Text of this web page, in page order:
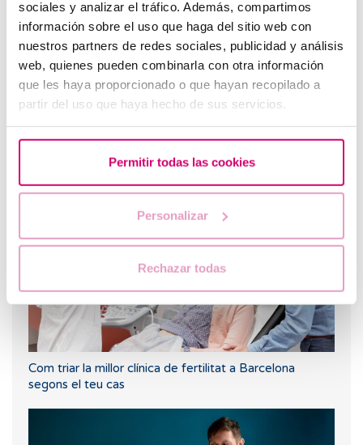
sociales y analizar el tráfico. Además, compartimos
información sobre el uso que haga del sitio web con
nuestros partners de redes sociales, publicidad y análisis
web, quienes pueden combinarla con otra información
que les haya proporcionado o que hayan recopilado a
partir del uso que haya hecho de sus servicios.
Permitir todas las cookies
Personalizar
Rechazar todas
test d’embaràs negatiu?
Com triar la millor clínica de fertilitat a Barcelona
segons el teu cas